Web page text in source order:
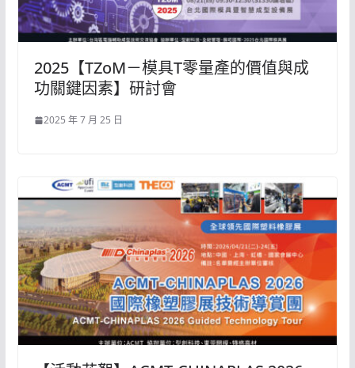
2025【TZoM－模具T零量產的價值與成
功關鍵因素】研討會
2025 年 7 月 25 日